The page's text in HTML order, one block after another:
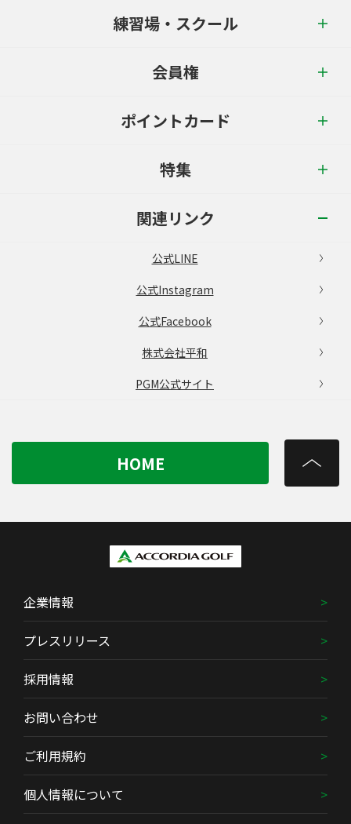
練習場・スクール
会員権
ポイントカード
特集
関連リンク
公式LINE
公式Instagram
公式Facebook
株式会社平和
PGM公式サイト
HOME
企業情報
プレスリリース
採用情報
お問い合わせ
ご利用規約
個人情報について